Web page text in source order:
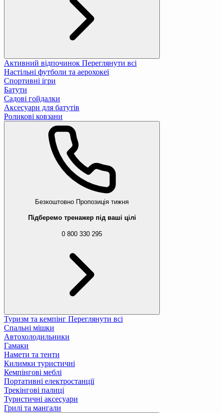
Активний відпочинок Переглянути всі
Настільні футболи та аерохокеї
Спортивні ігри
Батути
Садові гойдалки
Аксесуари для батутів
Роликові ковзани
Безкоштовно Пропозиція тижня
Підберемо тренажер під ваші цілі
0 800 330 295
Туризм та кемпінг Переглянути всі
Спальні мішки
Автохолодильники
Гамаки
Намети та тенти
Килимки туристичні
Кемпінгові меблі
Портативні електростанції
Трекінгові палиці
Туристичні аксесуари
Грилі та мангали